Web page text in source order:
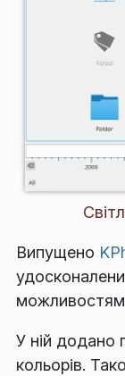
Випущено
У ній додано
кольорів.